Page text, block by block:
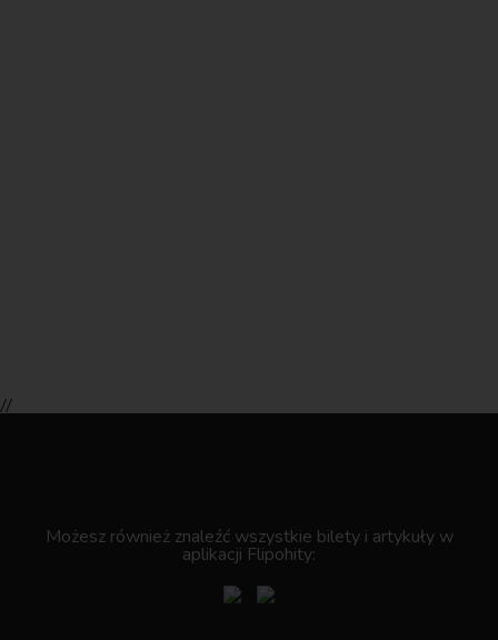
//
Możesz również znaleźć wszystkie bilety i artykuły w
aplikacji Flipohity: